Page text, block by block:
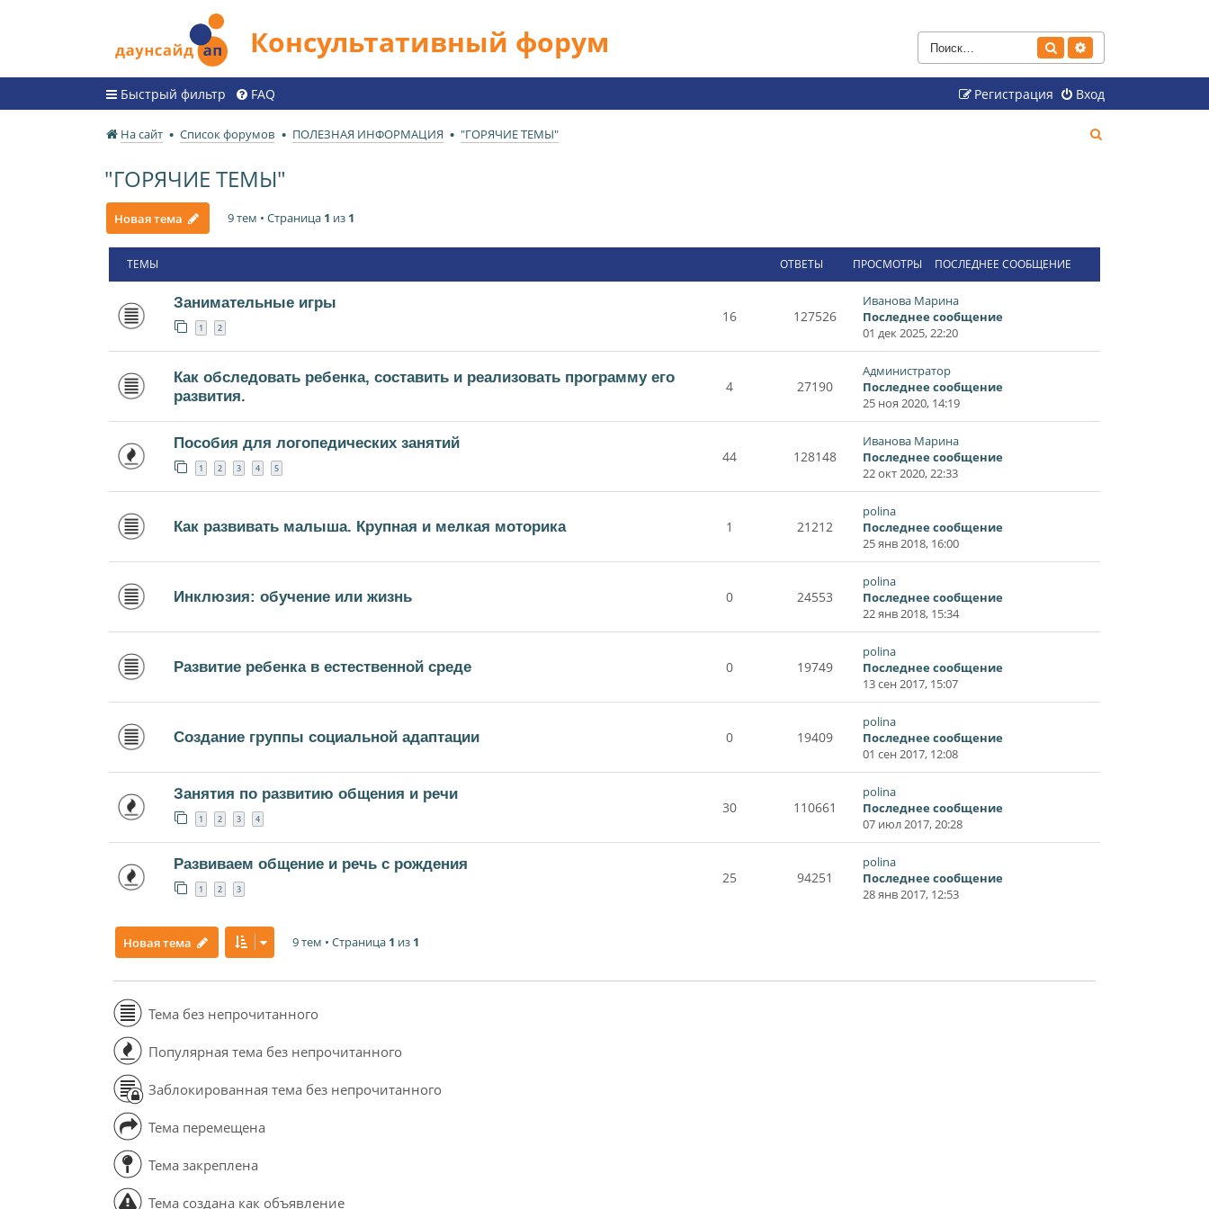
Консультативный форум Поиск
Быстрый фильтр FAQ Вход
Регистрация
На сайт Список форумов ПОЛЕЗНАЯ ИНФОРМАЦИЯ "ГОРЯЧИЕ ТЕМЫ"
"ГОРЯЧИЕ ТЕМЫ"
Новая тема 9 тем • Страница 1 из 1
ТЕМЫ ОТВЕТЫ ПРОСМОТРЫ ПОСЛЕДНЕЕ СООБЩЕНИЕ
Занимательные игры
1 2
16 127526
Иванова Марина
Последнее сообщение
01 дек 2025, 22:20
Как обследовать ребенка, составить и реализовать программу его
развития.
4 27190
Администратор
Последнее сообщение
25 ноя 2020, 14:19
Пособия для логопедических занятий
1 2 3 4 5
44 128148
Иванова Марина
Последнее сообщение
22 окт 2020, 22:33
Как развивать малыша. Крупная и мелкая моторика 1 21212
polina
Последнее сообщение
25 янв 2018, 16:00
Инклюзия: обучение или жизнь 0 24553
polina
Последнее сообщение
22 янв 2018, 15:34
Развитие ребенка в естественной среде 0 19749
polina
Последнее сообщение
13 сен 2017, 15:07
Создание группы социальной адаптации 0 19409
polina
Последнее сообщение
01 сен 2017, 12:08
Занятия по развитию общения и речи
1 2 3 4
30 110661
polina
Последнее сообщение
07 июл 2017, 20:28
Развиваем общение и речь с рождения
1 2 3
25 94251
polina
Последнее сообщение
28 янв 2017, 12:53
Новая тема 9 тем • Страница 1 из 1
Тема без непрочитанного
Популярная тема без непрочитанного
Заблокированная тема без непрочитанного
Тема перемещена
Тема закреплена
Тема создана как объявление